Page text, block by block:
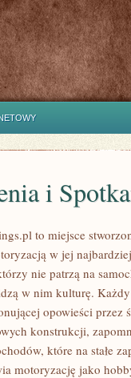
i
to miejsce
w jej
nie patrzą na
w nim kulturę.
opowieści przez
konstrukcji,
które na stałe
motoryzację jako